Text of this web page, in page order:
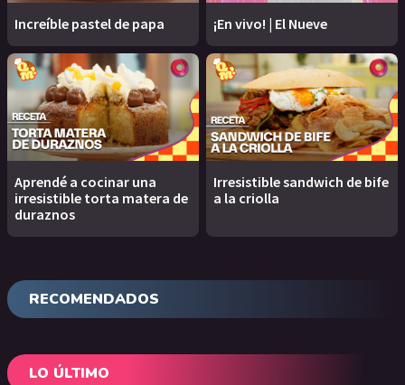
Increíble pastel de papa ¡En vivo! | El Nueve
Aprendé a cocinar una
irresistible torta matera de
duraznos
Irresistible sandwich de bife
a la criolla
RECOMENDADOS
LO ÚLTIMO